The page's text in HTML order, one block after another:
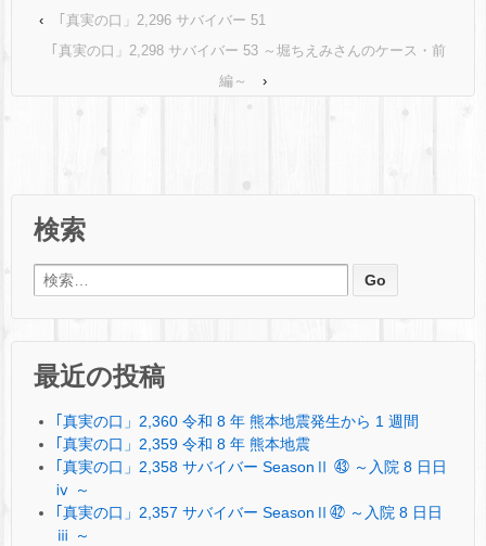
‹
｢真実の口」2,296 サバイバー 51
｢真実の口」2,298 サバイバー 53 ～堀ちえみさんのケース・前
編～
›
検索
検索:
最近の投稿
｢真実の口」2,360 令和 8 年 熊本地震発生から 1 週間
｢真実の口」2,359 令和 8 年 熊本地震
｢真実の口」2,358 サバイバー SeasonⅡ ㊸ ～入院 8 日日
ⅳ ～
｢真実の口」2,357 サバイバー SeasonⅡ㊷ ～入院 8 日日
ⅲ ～